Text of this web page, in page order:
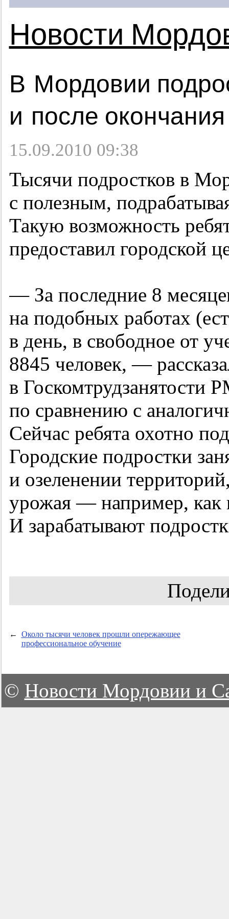
Новости
В Мордовии
и после
15.09.2010 09:38
Тысячи подростков в
с полезным,
Такую возможность
предоставил городской
— За последние 8
на подобных работах
в день, в свободное от
8845 человек, —
в
по сравнению с
Сейчас ребята охотно
Городские подростки
и озеленении
урожая — например,
И зарабатывают
←
Около тысячи человек прошли опережающее
профессиональное обучение
© Новости Мордовии и